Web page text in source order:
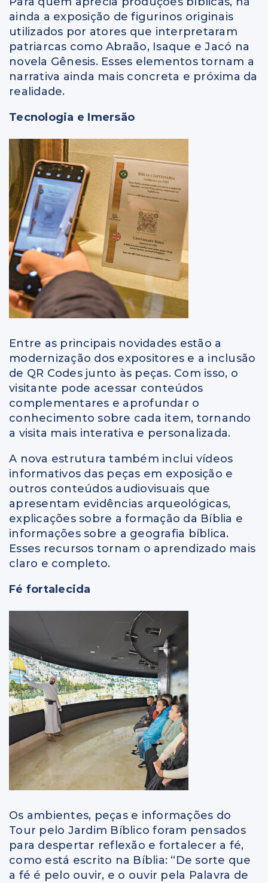
ainda a exposição de figurinos originais
utilizados por atores que interpretaram
patriarcas como Abraão, Isaque e Jacó na
novela Gênesis. Esses elementos tornam a
narrativa ainda mais concreta e próxima da
realidade.
Tecnologia e Imersão
Entre as principais novidades estão a
modernização dos expositores e a inclusão
de QR Codes junto às peças. Com isso, o
visitante pode acessar conteúdos
complementares e aprofundar o
conhecimento sobre cada item, tornando
a visita mais interativa e personalizada.
A nova estrutura também inclui vídeos
informativos das peças em exposição e
outros conteúdos audiovisuais que
apresentam evidências arqueológicas,
explicações sobre a formação da Bíblia e
informações sobre a geografia bíblica.
Esses recursos tornam o aprendizado mais
claro e completo.
Fé fortalecida
Os ambientes, peças e informações do
Tour pelo Jardim Bíblico foram pensados
para despertar reflexão e fortalecer a fé,
como está escrito na Bíblia: “De sorte que
a fé é pelo ouvir, e o ouvir pela Palavra de